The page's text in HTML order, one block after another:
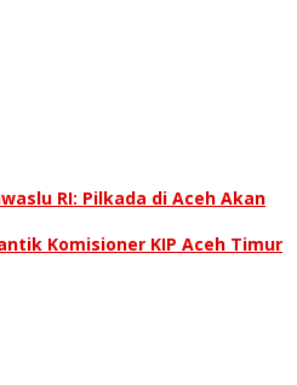
RI: Pilkada di Aceh Akan
Komisioner KIP Aceh Timur